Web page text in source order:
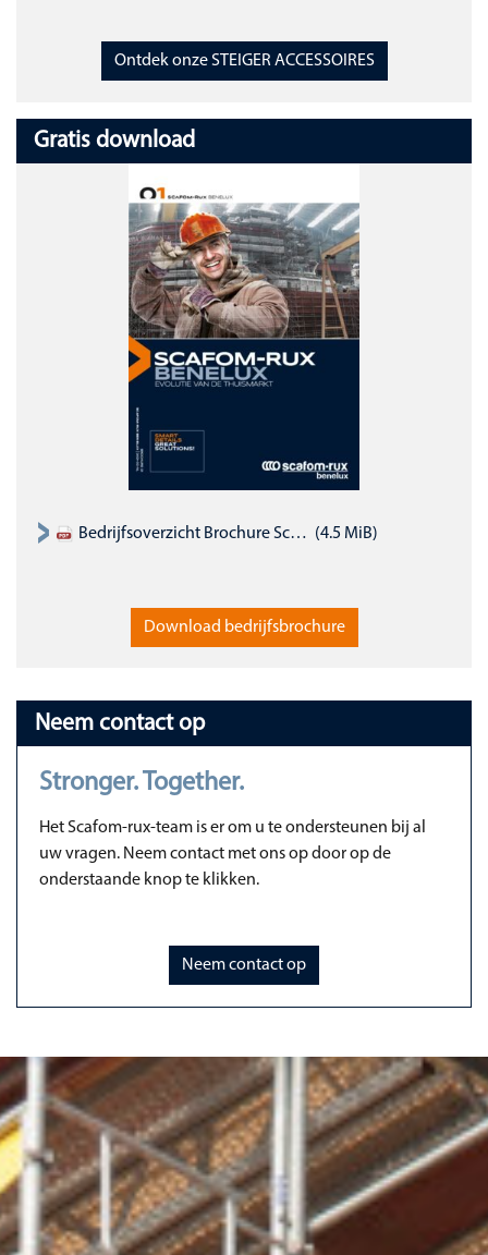
Ontdek onze STEIGER ACCESSOIRES
Gratis download
Bedrijfsoverzicht Brochure Scafom-rux Benelux (Nederlands) (4.5 MiB)
Download bedrijfsbrochure
Neem contact op
Stronger. Together.
Het Scafom-rux-team is er om u te ondersteunen bij al
uw vragen. Neem contact met ons op door op de
onderstaande knop te klikken.
Neem contact op